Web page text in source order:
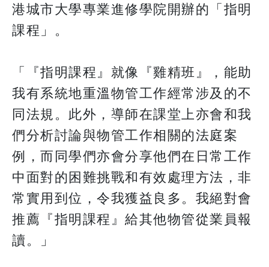
港城市大學專業進修學院開辦的「指明
課程」。
「『指明課程』就像『雞精班』，能助
我有系統地重溫物管工作經常涉及的不
同法規。此外，導師在課堂上亦會和我
們分析討論與物管工作相關的法庭案
例，而同學們亦會分享他們在日常工作
中面對的困難挑戰和有效處理方法，非
常實用到位，令我獲益良多。我絕對會
推薦『指明課程』給其他物管從業員報
讀。」